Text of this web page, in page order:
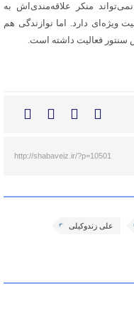
منکر علاقه‌مندی‌اش به
ویژه‌ای دارد. اما نوازندگی هم
فعالیت داشته است.
http://shabaveiz.ir/?p=10501
علی زندوکیلی